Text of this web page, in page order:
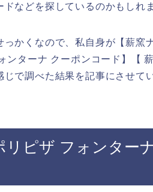
などを探しているのかもしれ
っかくなので、私自身が【薪窯
ンターナ クーポンコード】【
じで調べた結果を記事にさせて
リピザ フォンター